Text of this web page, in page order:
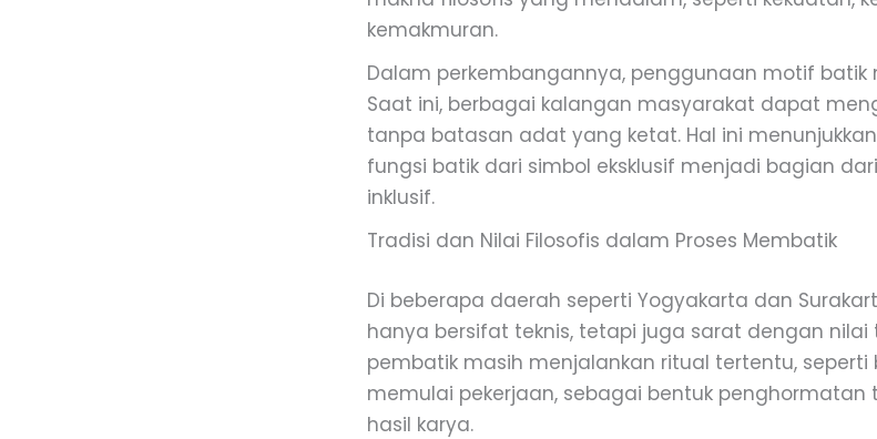
kemakmuran.
Dalam perkembangannya, penggunaan motif batik
Saat ini, berbagai kalangan masyarakat dapat
tanpa batasan adat yang ketat. Hal ini
fungsi batik dari simbol eksklusif menjadi bagian
inklusif.
Tradisi dan Nilai Filosofis dalam Proses Membatik
Di beberapa daerah seperti Yogyakarta dan
hanya bersifat teknis, tetapi juga sarat dengan nilai
pembatik masih menjalankan ritual tertentu, seperti
memulai pekerjaan, sebagai bentuk penghormatan
hasil karya.